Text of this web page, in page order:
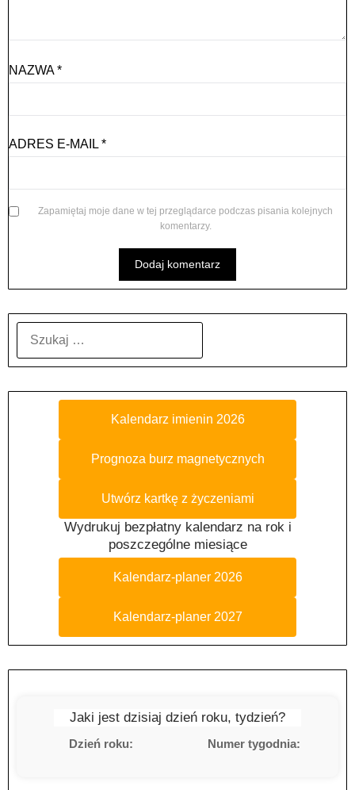
NAZWA*
ADRES E-MAIL *
Zapamiętaj moje dane w tej przeglądarce podczas pisania kolejnych
komentarzy.
Kalendarz imienin 2026
Prognoza burz magnetycznych
Utwórz kartkę z życzeniami
Wydrukuj bezpłatny kalendarz na rok i
poszczególne miesiące
Kalendarz-planer 2026
Kalendarz-planer 2027
Jaki jest dzisiaj dzień roku, tydzień?
Dzień roku: Numer tygodnia: